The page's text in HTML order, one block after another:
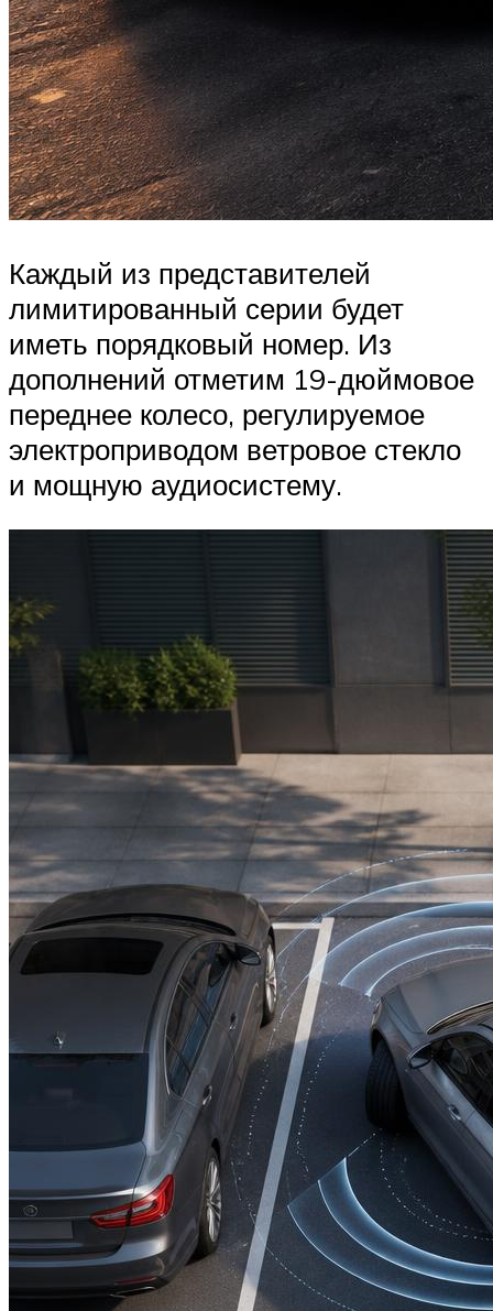
Каждый из представителей
лимитированный серии будет
иметь порядковый номер. Из
дополнений отметим 19-дюймовое
переднее колесо, регулируемое
электроприводом ветровое стекло
и мощную аудиосистему.